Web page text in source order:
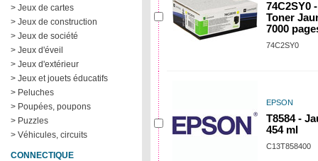
> Jeux de cartes
> Jeux de construction
> Jeux de société
> Jeux d'éveil
> Jeux d'extérieur
> Jeux et jouets éducatifs
> Peluches
> Poupées, poupons
> Puzzles
> Véhicules, circuits
CONNECTIQUE
74C2SY0 -
Toner
7000
74C2SY0
EPSON
T8584 -
454 ml
C13T858400